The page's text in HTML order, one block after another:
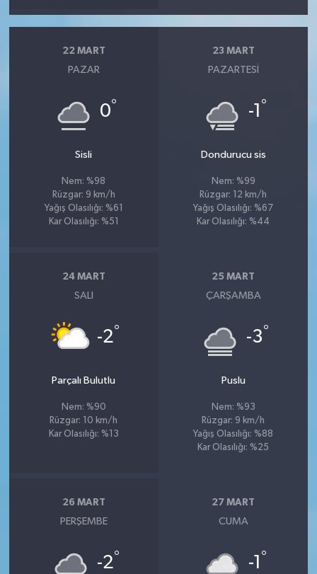
22 MART
PAZAR
0°
Sisli
Nem: %98
Rüzgar: 9 km/h
Yağış Olasılığı: %61
Kar Olasılığı: %51
23 MART
PAZARTESI
-1 °
Dondurucu sis
Nem: %99
Rüzgar: 12 km/h
Yağış Olasılığı: %67
Kar Olasılığı: %44
24 MART
SALI
-2°
Parçalı Bulutlu
Nem: %90
Rüzgar: 10 km/h
Kar Olasılığı: %13
25 MART
ÇARŞAMBA
-3°
Puslu
Nem: %93
Rüzgar: 9 km/h
Yağış Olasılığı: %88
Kar Olasılığı: %25
26 MART
PERŞEMBE
-2°
27 MART
CUMA
-1 °